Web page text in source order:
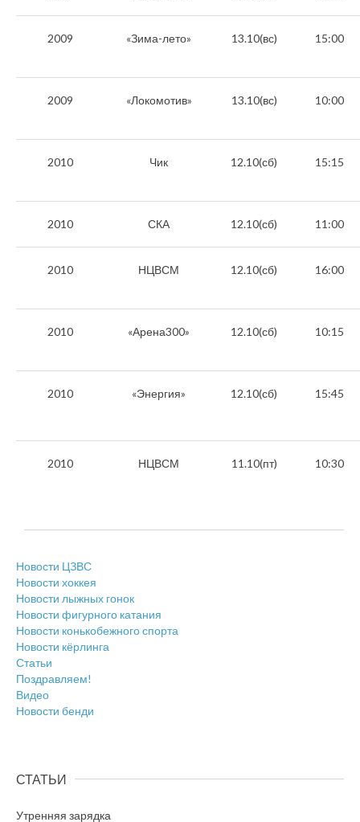
2009 «Зима-лето» 13.10(вс) 15:00
2009 «Локомотив» 13.10(вс) 10:00
2010 Чик 12.10(сб) 15:15
2010 СКА 12.10(сб) 11:00
2010 НЦВСМ 12.10(сб) 16:00
2010 «Арена300» 12.10(сб) 10:15
2010 «Энергия» 12.10(сб) 15:45
2010 НЦВСМ 11.10(пт) 10:30
Новости ЦЗВС
Новости хоккея
Новости лыжных гонок
Новости фигурного катания
Новости конькобежного спорта
Новости кёрлинга
Статьи
Поздравляем!
Видео
Новости бенди
СТАТЬИ
Утренняя зарядка